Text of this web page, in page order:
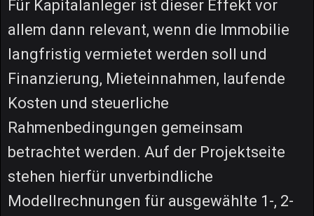
Für Kapitalanleger ist dieser Effekt vor
allem dann relevant, wenn die Immobilie
langfristig vermietet werden soll und
Finanzierung, Mieteinnahmen, laufende
Kosten und steuerliche
Rahmenbedingungen gemeinsam
betrachtet werden. Auf der Projektseite
stehen hierfür unverbindliche
Modellrechnungen für ausgewählte 1-, 2-